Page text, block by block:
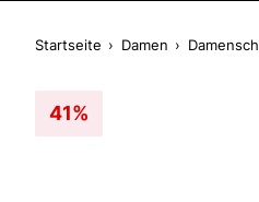
Startseite Damen
41%